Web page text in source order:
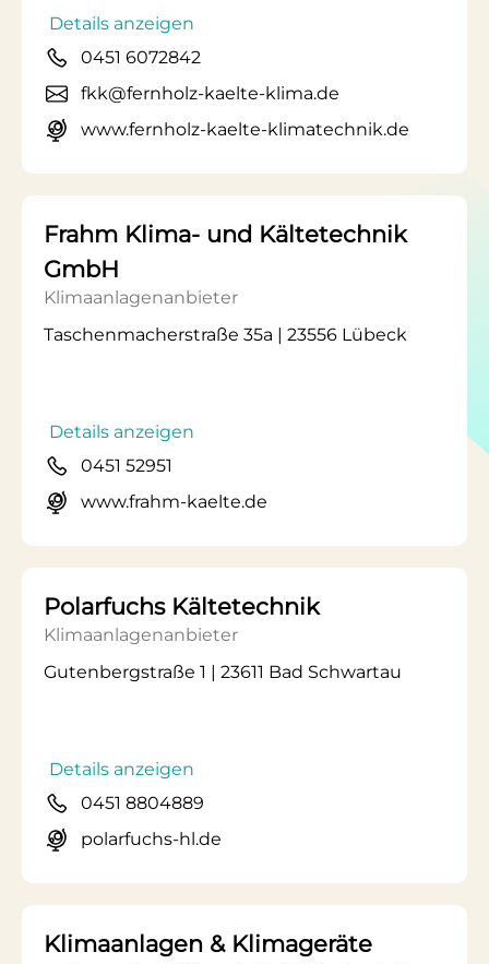
Details anzeigen
0451 6072842
fkk@fernholz-kaelte-klima.de
www.fernholz-kaelte-klimatechnik.de
Frahm Klima- und Kältetechnik
GmbH
Klimaanlagenanbieter
Taschenmacherstraße 35a | 23556 Lübeck
Details anzeigen
0451 52951
www.frahm-kaelte.de
Polarfuchs Kältetechnik
Klimaanlagenanbieter
Gutenbergstraße 1 | 23611 Bad Schwartau
Details anzeigen
0451 8804889
polarfuchs-hl.de
Klimaanlagen & Klimageräte